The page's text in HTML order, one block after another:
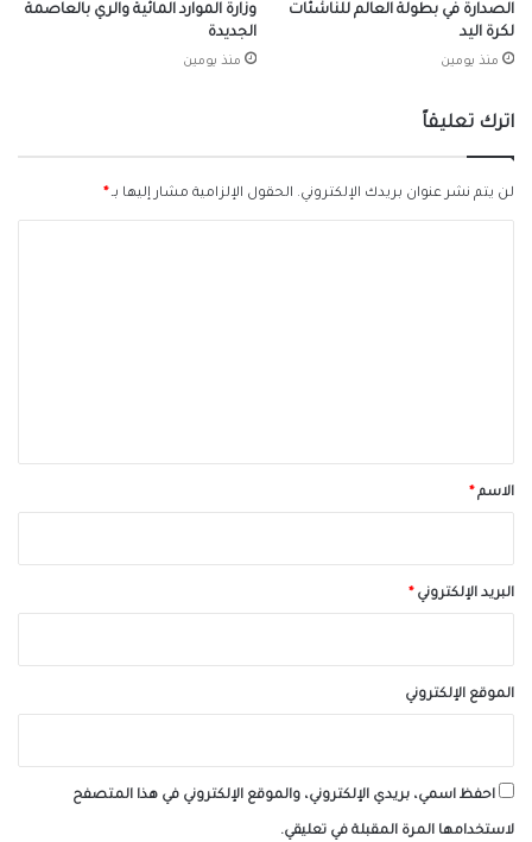
الصدارة في بطولة العالم للناشئات
لكرة اليد
منذ يومين
وزارة الموارد المائية والري بالعاصمة
الجديدة
منذ يومين
اترك تعليقاً
لن يتم نشر عنوان بريدك الإلكتروني. الحقول الإلزامية مشار إليها بـ*
*الاسم*
البريد الإلكتروني*
الموقع الإلكتروني
احفظ اسمي، بريدي الإلكتروني، والموقع الإلكتروني في هذا المتصفح
لاستخدامها المرة المقبلة في تعليقي.